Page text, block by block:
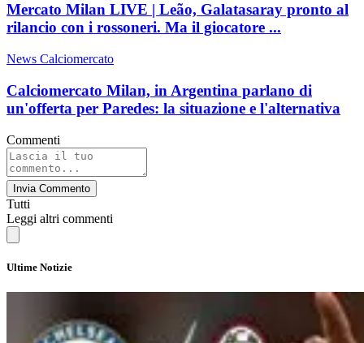
Mercato Milan LIVE | Leão, Galatasaray pronto al
rilancio con i rossoneri. Ma il giocatore ...
News Calciomercato
Calciomercato Milan, in Argentina parlano di
un'offerta per Paredes: la situazione e l'alternativa
Commenti
Invia Commento
Tutti
Leggi altri commenti
Ultime Notizie